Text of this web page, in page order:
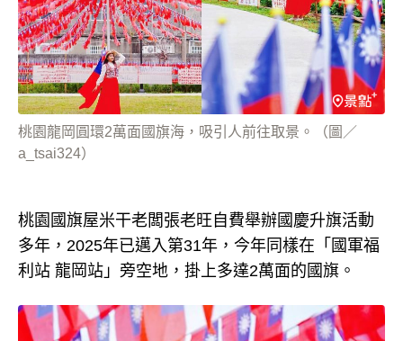
桃園龍岡圓環2萬面國旗海，吸引人前往取景。（圖／
a_tsai324）
桃園國旗屋米干老闆張老旺自費舉辦國慶升旗活動
多年，2025年已邁入第31年，今年同樣在「國軍福
利站 龍岡站」旁空地，掛上多達2萬面的國旗。